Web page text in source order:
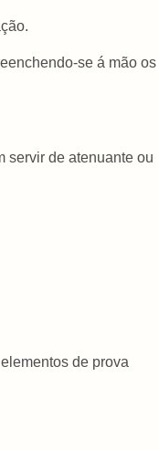
se á mão os
servir de atenuante ou
de prova